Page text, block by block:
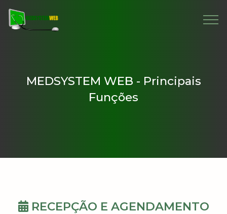
MEDSYSTEM WEB - Principais
Funções
RECEPÇÃO E AGENDAMENTO